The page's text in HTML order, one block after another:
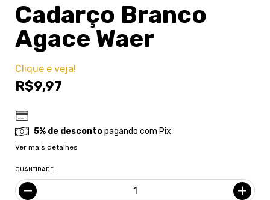
Cadarço Branco
Agace Waer
Clique e veja!
R$9,97
5% de descontopagando com Pix
Ver mais detalhes
QUANTIDADE